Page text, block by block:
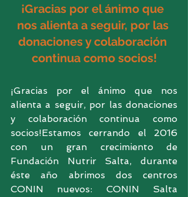
¡Gracias por el ánimo que
nos alienta a seguir, por las
donaciones y colaboración
continua como socios!
¡Gracias por el ánimo que nos
alienta a seguir, por las donaciones
y colaboración continua como
socios!Estamos cerrando el 2016
con un gran crecimiento de
Fundación Nutrir Salta, durante
éste año abrimos dos centros
CONIN nuevos: CONIN Salta